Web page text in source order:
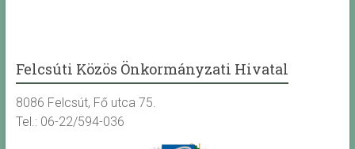
Felcsúti Közös Önkormányzati Hivatal
8086 Felcsút, Fő utca 75.
Tel.: 06-22/594-036